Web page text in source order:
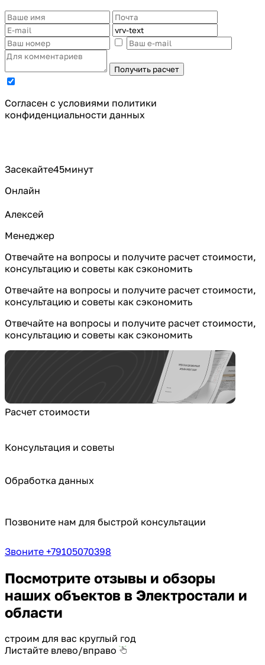
Получить расчет
Cогласен с условиями политики
конфиденциальности данных
Засекайте45минут
Онлайн
Алексей
Менеджер
Отвечайте на вопросы и получите расчет стоимости,
консультацию и советы как сэкономить
Отвечайте на вопросы и получите расчет стоимости,
консультацию и советы как сэкономить
Отвечайте на вопросы и получите расчет стоимости,
консультацию и советы как сэкономить
Расчет стоимости
Консультация и советы
Обработка данных
Позвоните нам для быстрой консультации
Звоните +79105070398
Посмотрите отзывы и обзоры
наших объектов в Электростали и
области
строим для вас круглый год
Листайте влево/вправо